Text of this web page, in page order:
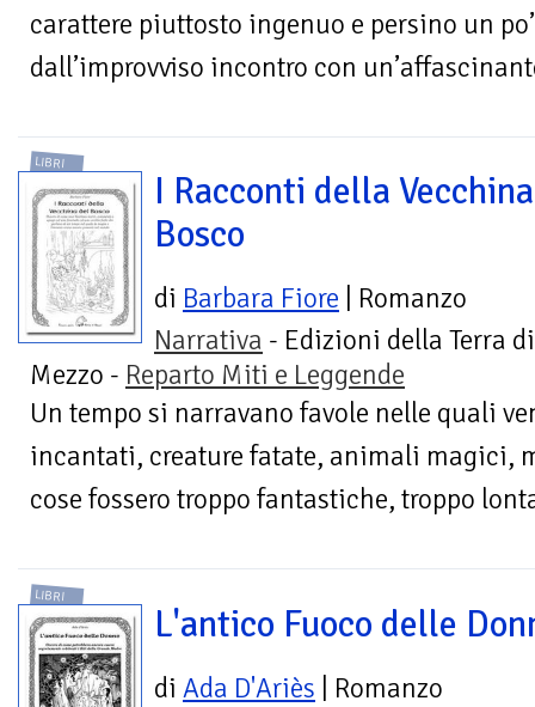
carattere piuttosto ingenuo e persino un
dall’improvviso incontro con
LIBRI
I Racconti della
Bosco
di Barbara Fiore | Romanzo
Narrativa - Edizioni della Terra di
Mezzo - Reparto Miti e Leggende
Un tempo si narravano favole nelle quali
incantati, creature fatate, animali magici,
cose fossero troppo fantastiche, troppo
LIBRI
L'antico Fuoco delle
di Ada D'Ariès | Romanzo